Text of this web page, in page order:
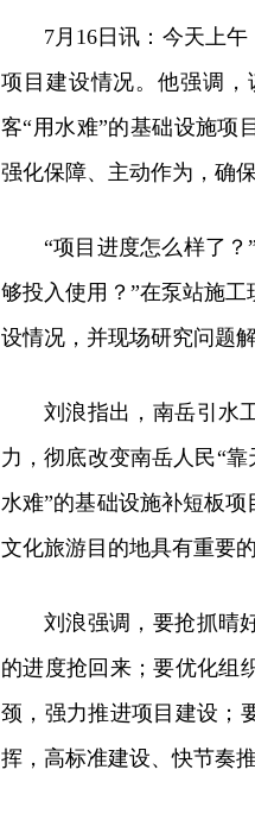
7月16日讯： 今天上午
项目建设情况。他强调
客“用水难”的基础设施项
强化保障、主动作为，确
“项目进度怎么样了
够投入使用？”在泵站施
设情况，并现场研究问题解
刘浪指出，南岳引水
力，彻底改变南岳人民“
水难”的基础设施补短板
文化旅游目的地具有重要
刘浪强调，要抢抓晴
的进度抢回来；要优化组
颈，强力推进项目建设；
挥，高标准建设、快节奏